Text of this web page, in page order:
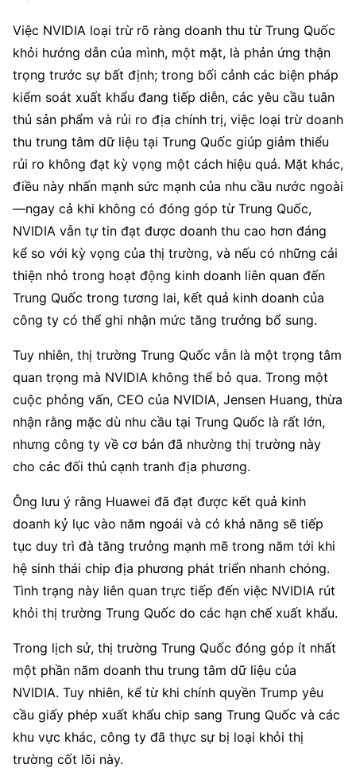
Việc NVIDIA loại trừ rõ ràng doanh thu từ Trung Quốc
khỏi hướng dẫn của mình, một mặt, là phản ứng thận
trọng trước sự bất định; trong bối cảnh các biện pháp
kiểm soát xuất khẩu đang tiếp diễn, các yêu cầu tuân
thủ sản phẩm và rủi ro địa chính trị, việc loại trừ doanh
thu trung tâm dữ liệu tại Trung Quốc giúp giảm thiểu
rủi ro không đạt kỳ vọng một cách hiệu quả. Mặt khác,
điều này nhấn mạnh sức mạnh của nhu cầu nước ngoài
—ngay cả khi không có đóng góp từ Trung Quốc,
NVIDIA vẫn tự tin đạt được doanh thu cao hơn đáng
kể so với kỳ vọng của thị trường, và nếu có những cải
thiện nhỏ trong hoạt động kinh doanh liên quan đến
Trung Quốc trong tương lai, kết quả kinh doanh của
công ty có thể ghi nhận mức tăng trưởng bổ sung.
Tuy nhiên, thị trường Trung Quốc vẫn là một trọng tâm
quan trọng mà NVIDIA không thể bỏ qua. Trong một
cuộc phỏng vấn, CEO của NVIDIA, Jensen Huang, thừa
nhận rằng mặc dù nhu cầu tại Trung Quốc là rất lớn,
nhưng công ty về cơ bản đã nhường thị trường này
cho các đối thủ cạnh tranh địa phương.
Ông lưu ý rằng Huawei đã đạt được kết quả kinh
doanh kỷ lục vào năm ngoái và có khả năng sẽ tiếp
tục duy trì đà tăng trưởng mạnh mẽ trong năm tới khi
hệ sinh thái chip địa phương phát triển nhanh chóng.
Tình trạng này liên quan trực tiếp đến việc NVIDIA rút
khỏi thị trường Trung Quốc do các hạn chế xuất khẩu.
Trong lịch sử, thị trường Trung Quốc đóng góp ít nhất
một phần năm doanh thu trung tâm dữ liệu của
NVIDIA. Tuy nhiên, kể từ khi chính quyền Trump yêu
cầu giấy phép xuất khẩu chip sang Trung Quốc và các
khu vực khác, công ty đã thực sự bị loại khỏi thị
trường cốt lõi này.